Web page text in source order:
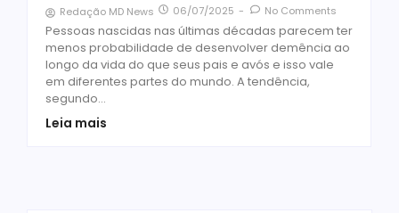
Redação MD News 06/07/2025 - No Comments
Pessoas nascidas nas últimas décadas parecem ter
menos probabilidade de desenvolver demência ao
longo da vida do que seus pais e avós e isso vale
em diferentes partes do mundo. A tendência,
segundo...
Leia mais